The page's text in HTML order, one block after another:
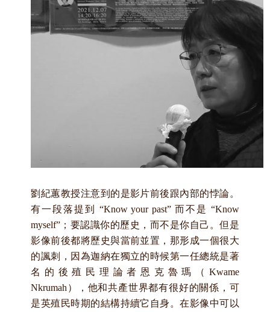
劉紀蕙教授注意到的是影片前後跟內部的悖論。
有一段落提到 “Know your past”而不是 “Know
myself” ；要認識你的歷史，而不是你自己。但是
影像前後都將歷史與當前並置，那形成一個很大
的諷刺，因為迦納在獨立的時候第一任總統是著
名的後殖民理論者恩克魯瑪（Kwame
Nkrumah ），他和共產世界都有很好的關係，可
是英殖民時期的結構持續它自身。在影像中可以